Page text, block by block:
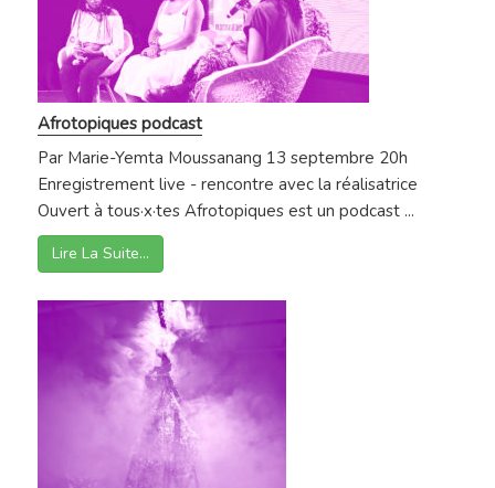
Afrotopiques podcast
Par Marie-Yemta Moussanang 13 septembre 20h
Enregistrement live - rencontre avec la réalisatrice
Ouvert à tous·x·tes Afrotopiques est un podcast ...
Lire La Suite…